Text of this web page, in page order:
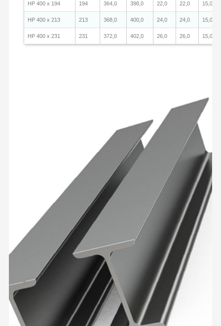
HP 400 x 194 194 364,0 398,0 22,0 22,0 15,0
HP 400 x 213 213 368,0 400,0 24,0 24,0 15,0
HP 400 x 231 231 372,0 402,0 26,0 26,0 15,0